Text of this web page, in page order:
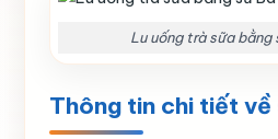
Lu uống trà sữa bằng
Thông tin chi tiết về